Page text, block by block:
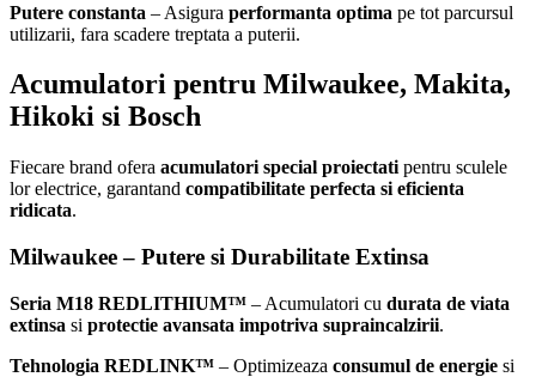
Putere constanta – Asigura performanta optima pe tot parcursul
utilizarii, fara scadere treptata a puterii.
Acumulatori pentru Milwaukee, Makita,
Hikoki si Bosch
Fiecare brand ofera acumulatori special proiectati pentru sculele
lor electrice, garantand compatibilitate perfecta si eficienta
ridicata.
Milwaukee – Putere si Durabilitate Extinsa
Seria M18 REDLITHIUM™ – Acumulatori cu durata de viata
extinsa si protectie avansata impotriva supraincalzirii.
Tehnologia REDLINK™ – Optimizeaza consumul de energie si